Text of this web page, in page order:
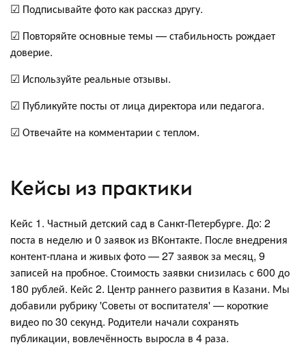
☑ Подписывайте фото как рассказ другу.
☑ Повторяйте основные темы — стабильность рождает
доверие.
☑ Используйте реальные отзывы.
☑ Публикуйте посты от лица директора или педагога.
☑ Отвечайте на комментарии с теплом.
Кейсы из практики
Кейс 1. Частный детский сад в Санкт-Петербурге. До: 2
поста в неделю и 0 заявок из ВКонтакте. После внедрения
контент-плана и живых фото — 27 заявок за месяц, 9
записей на пробное. Стоимость заявки снизилась с 600 до
180 рублей. Кейс 2. Центр раннего развития в Казани. Мы
добавили рубрику 'Советы от воспитателя' — короткие
видео по 30 секунд. Родители начали сохранять
публикации, вовлечённость выросла в 4 раза.